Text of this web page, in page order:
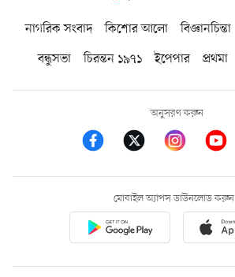
নাগরিক সংবাদ কিশোর আলো বিজ্ঞানচিন্তা
বন্ধুসভা
চিরন্তন ১৯৭১ ইপেপার প্রথমা
অনুসরণ করুন
মোবাইল অ্যাপস ডাউনলোড করুন